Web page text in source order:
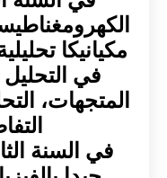
مكيانيكا
في
المتجهات،
في السنة